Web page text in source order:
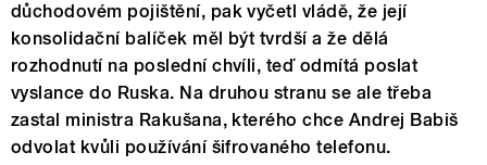
důchodovém pojištění, pak vyčetl vládě, že její
konsolidační balíček měl být tvrdší a že dělá
rozhodnutí na poslední chvíli, teď odmítá poslat
vyslance do Ruska. Na druhou stranu se ale třeba
zastal ministra Rakušana, kterého chce Andrej Babiš
odvolat kvůli používání šifrovaného telefonu.